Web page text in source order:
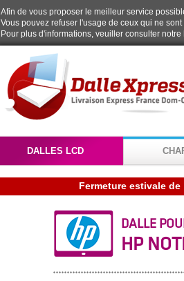
Afin de vous proposer le meilleur service
Vous pouvez refuser l'usage de ceux qui ne
Pour plus d'informations, veuiller consulter notre
DALLES LCD
Fermeture estivale
DALLE
HP